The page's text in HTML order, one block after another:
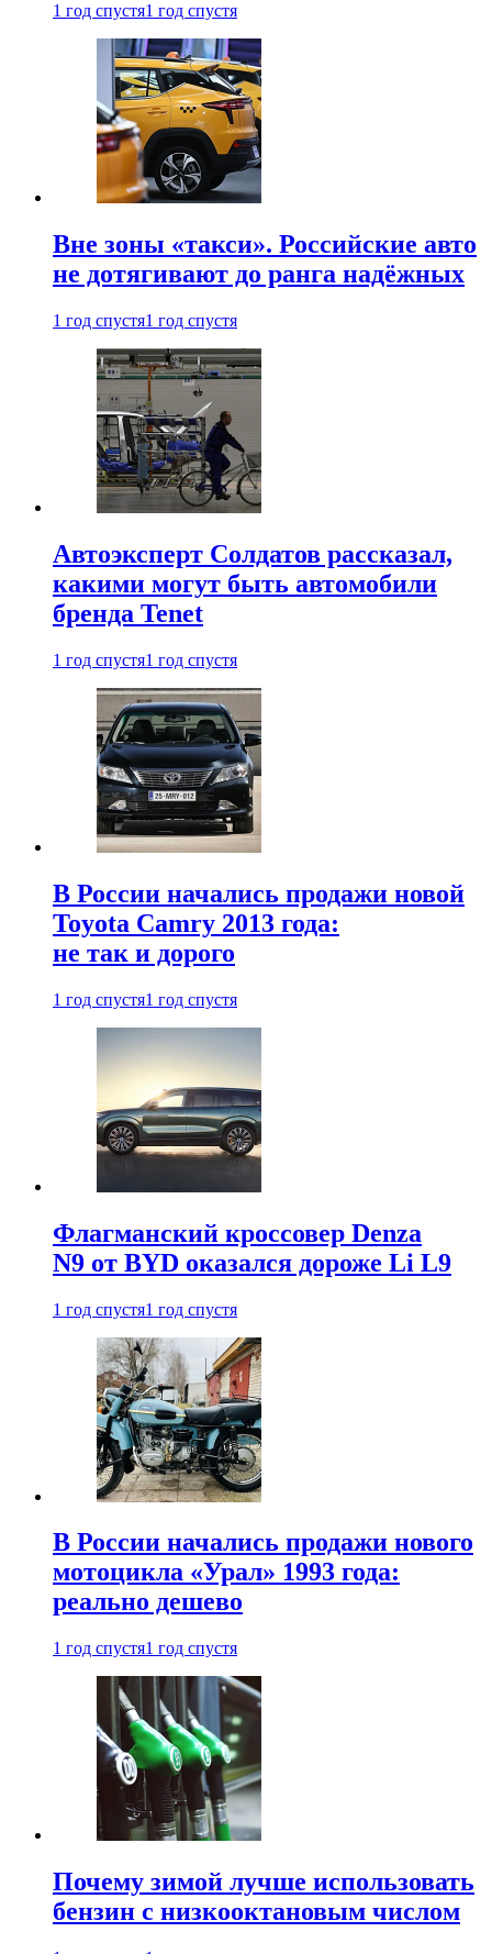
1 год спустя1 год спустя
Вне зоны «такси». Российские авто
не дотягивают до ранга надёжных
1 год спустя1 год спустя
Автоэксперт Солдатов рассказал,
какими могут быть автомобили
бренда Tenet
1 год спустя1 год спустя
В России начались продажи новой
Toyota Camry 2013 года:
не так и дорого
1 год спустя1 год спустя
Флагманский кроссовер Denza
N9 от BYD оказался дороже Li L9
1 год спустя1 год спустя
В России начались продажи нового
мотоцикла «Урал» 1993 года:
реально дешево
1 год спустя1 год спустя
Почему зимой лучше использовать
бензин с низкооктановым числом